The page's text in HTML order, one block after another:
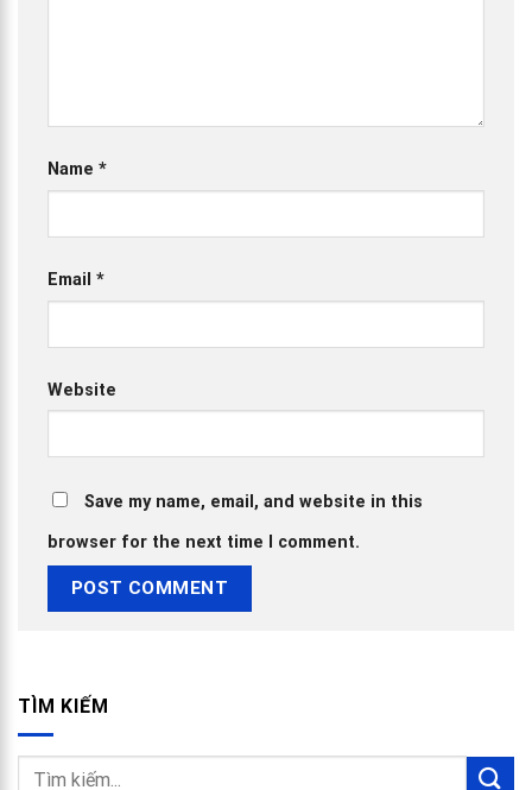
Name *
Email *
Website
Save my name, email, and website in this
browser for the next time I comment.
TÌM KIẾM